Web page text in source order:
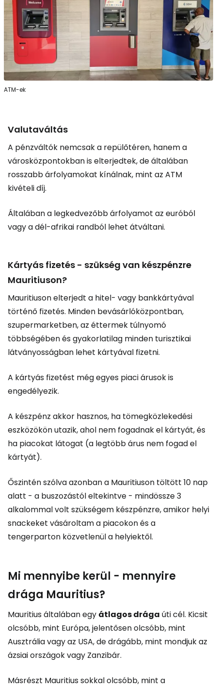
ATM-ek
Valutaváltás
A pénzváltók nemcsak a repülőtéren, hanem a
városközpontokban is elterjedtek, de általában
rosszabb árfolyamokat kínálnak, mint az ATM
kivételi díj.
Általában a legkedvezőbb árfolyamot az euróból
vagy a dél-afrikai randból lehet átváltani.
Kártyás fizetés - szükség van készpénzre
Mauritiuson?
Mauritiuson elterjedt a hitel- vagy bankkártyával
történő fizetés. Minden bevásárlóközpontban,
szupermarketben, az éttermek túlnyomó
többségében és gyakorlatilag minden turisztikai
látványosságban lehet kártyával fizetni.
A kártyás fizetést még egyes piaci árusok is
engedélyezik.
A készpénz akkor hasznos, ha tömegközlekedési
eszközökön utazik, ahol nem fogadnak el kártyát, és
ha piacokat látogat (a legtöbb árus nem fogad el
kártyát).
Őszintén szólva azonban a Mauritiuson töltött 10 nap
alatt - a buszozástól eltekintve - mindössze 3
alkalommal volt szükségem készpénzre, amikor helyi
snackeket vásároltam a piacokon és a
tengerparton közvetlenül a helyiektől.
Mi mennyibe kerül - mennyire
drága Mauritius?
Mauritius általában egy átlagos drága úti cél. Kicsit
olcsóbb, mint Európa, jelentősen olcsóbb, mint
Ausztrália vagy az USA, de drágább, mint mondjuk az
ázsiai országok vagy Zanzibár.
Másrészt Mauritius sokkal olcsóbb, mint a